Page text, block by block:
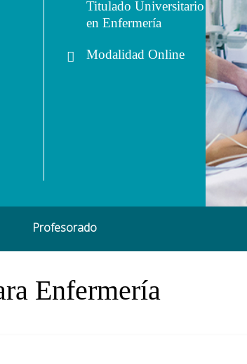
Titulado Universitario
en Enfermería
Modalidad Online
Profesorado
Enfermería